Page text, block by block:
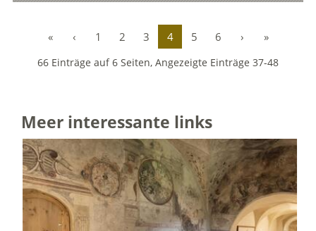
« ‹ 1 2 3 4 5 6 › »
66 Einträge auf 6 Seiten, Angezeigte Einträge 37-48
Meer interessante links